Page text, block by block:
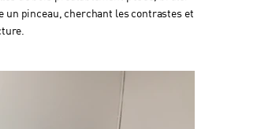
un pinceau, cherchant les contrastes et